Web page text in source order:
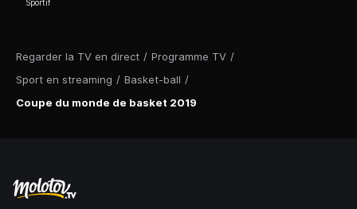
Regarder la TV en direct / Programme TV /
Sport en streaming / Basket-ball /
Coupe du monde de basket 2019
Sportif